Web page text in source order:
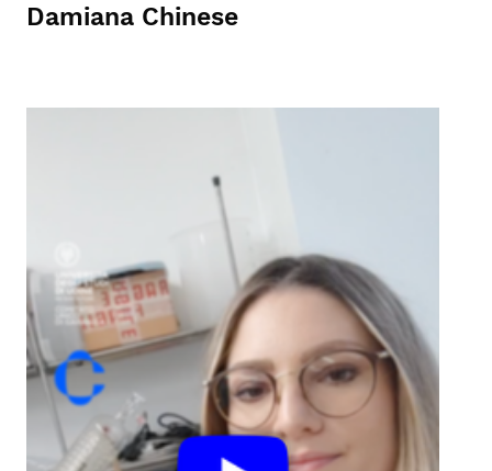
Damiana Chinese